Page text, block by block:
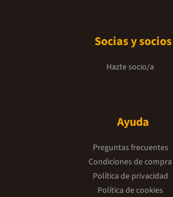
Socias y socios
Hazte socio/a
Ayuda
Preguntas frecuentes
Condiciones de compra
Política de privacidad
Política de cookies